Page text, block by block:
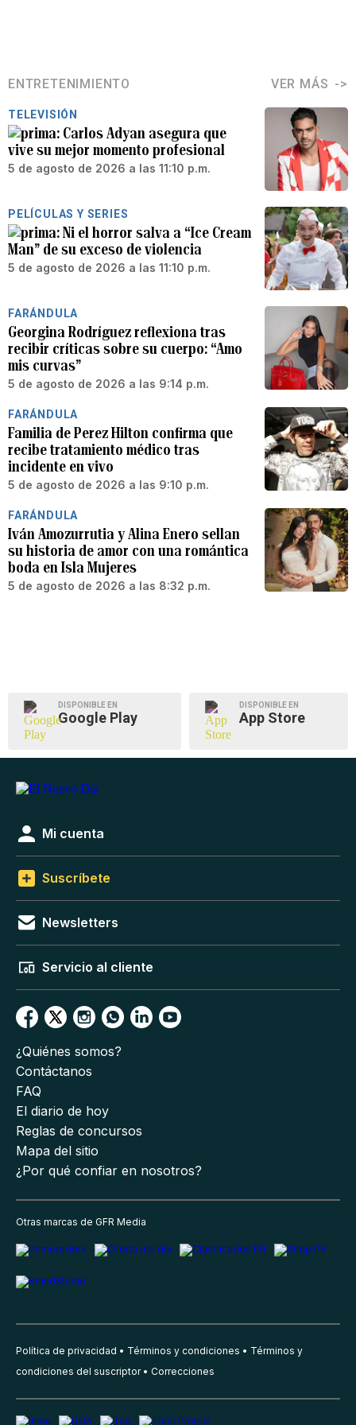
ENTRETENIMIENTO VER MÁS
TELEVISIÓN
Carlos Adyan asegura que
vive su mejor momento profesional
5 de agosto de 2026 a las 11:10 p.m.
PELÍCULAS Y SERIES
Ni el horror salva a “Ice Cream
Man” de su exceso de violencia
5 de agosto de 2026 a las 11:10 p.m.
FARÁNDULA
Georgina Rodríguez reflexiona tras
recibir críticas sobre su cuerpo: “Amo
mis curvas”
5 de agosto de 2026 a las 9:14 p.m.
FARÁNDULA
Familia de Perez Hilton confirma que
recibe tratamiento médico tras
incidente en vivo
5 de agosto de 2026 a las 9:10 p.m.
FARÁNDULA
Iván Amozurrutia y Alina Enero sellan
su historia de amor con una romántica
boda en Isla Mujeres
5 de agosto de 2026 a las 8:32 p.m.
DISPONIBLE EN
Google Play
DISPONIBLE EN
App Store
Mi cuenta
Suscríbete
Newsletters
Servicio al cliente
¿Quiénes somos?
Contáctanos
FAQ
El diario de hoy
Reglas de concursos
Mapa del sitio
¿Por qué confiar en nosotros?
Otras marcas de GFR Media
Política de privacidad Términos y condiciones
Términos y
condiciones del suscriptor
Correcciones